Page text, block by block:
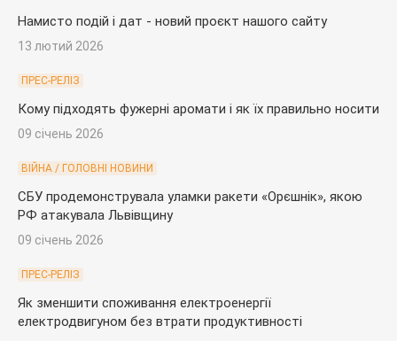
Намисто подій і дат - новий проєкт нашого сайту
13 лютий 2026
ПРЕС-РЕЛІЗ
Кому підходять фужерні аромати і як їх правильно носити
09 січень 2026
ВІЙНА / ГОЛОВНІ НОВИНИ
СБУ продемонструвала уламки ракети «Орєшнік», якою
РФ атакувала Львівщину
09 січень 2026
ПРЕС-РЕЛІЗ
Як зменшити споживання електроенергії
електродвигуном без втрати продуктивності